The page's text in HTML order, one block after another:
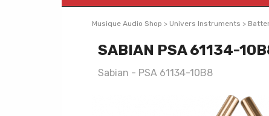
Musique Audio Shop > Univers Instruments >
SABIAN PSA 61134-
Sabian - PSA 61134-10B8